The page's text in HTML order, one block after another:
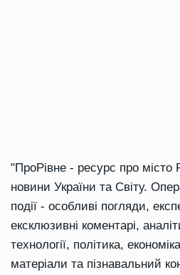
"ПроРівне - ресурс про місто
новини України та Світу.
події - особливі погляди,
ексклюзивні коментарі,
технології, політика,
матеріали та пізнавальний